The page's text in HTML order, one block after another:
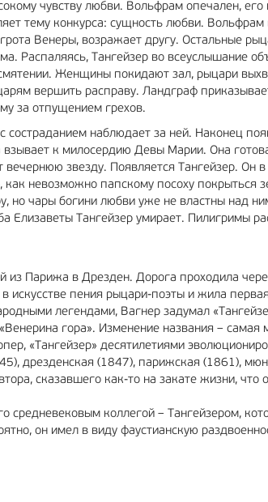
чувству любви. Вольфрам опечален,
тему конкурса: сущность любви. Вольфрам
Венеры, возражает другу. Остальные
Распаляясь, Тангейзер во всеуслышание
Женщины покидают зал, рыцари
вершить расправу. Ландграф
за отпущением грехов.
наблюдает за ней. Наконец
к милосердию Девы Марии. Она
звезду. Появляется Тангейзер. Он в
невозможно папскому посоху покрыться
но чары богини любви уже не властны над
Елизаветы Тангейзер умирает. Пилигримы
из Парижа в Дрезден. Дорога проходила
искусстве пения рыцари-поэты и жила
легендами, Вагнер задумал
гора». Изменение названия – самая
«Тангейзер» десятилетиями
дрезденская (1847), парижская (1861),
сказавшего как-то на закате жизни, что
средневековым коллегой – Тангейзером,
он имел в виду фаустианскую